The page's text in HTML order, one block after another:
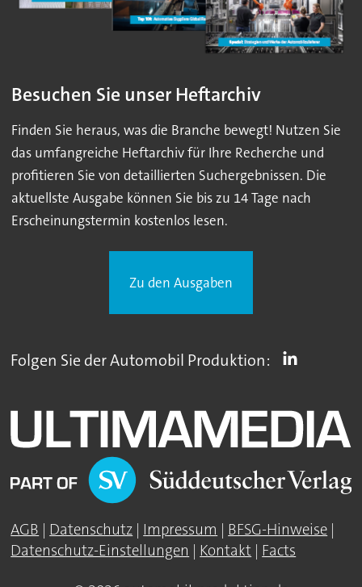
Besuchen Sie unser Heftarchiv
Finden Sie heraus, was die Branche bewegt! Nutzen Sie
das umfangreiche Heftarchiv für Ihre Recherche und
profitieren Sie von detaillierten Suchergebnissen. Die
aktuellste Ausgabe können Sie bis zu 14 Tage nach
Erscheinungstermin kostenlos lesen.
Zu den Ausgaben
Folgen Sie der Automobil Produktion:
AGB | Datenschutz | Impressum | BFSG-Hinweise |
Datenschutz-Einstellungen | Kontakt | Facts